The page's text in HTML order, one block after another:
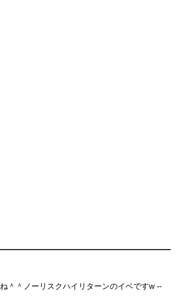
＾＾ノーリスクハイリターンのイベですw --